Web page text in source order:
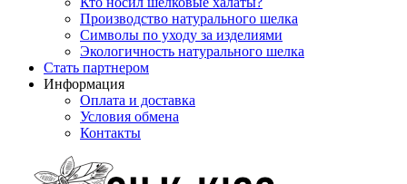
Производство натурального шелка
Символы по уходу за изделиями
Экологичность натурального шелка
Стать партнером
Информация
Оплата и доставка
Условия обмена
Контакты